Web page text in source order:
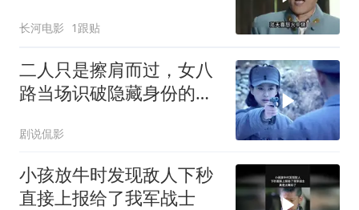
长河电影 1跟贴
二人只是擦肩而过，女八
路当场识破隐藏身份的叛
剧说侃影
小孩放牛时发现敌人下秒
直接上报给了我军战士